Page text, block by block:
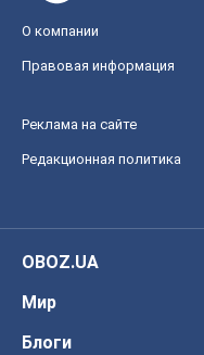
О компании
Правовая информация
Реклама на сайте
Редакционная политика
OBOZ.UA
Мир
Блоги